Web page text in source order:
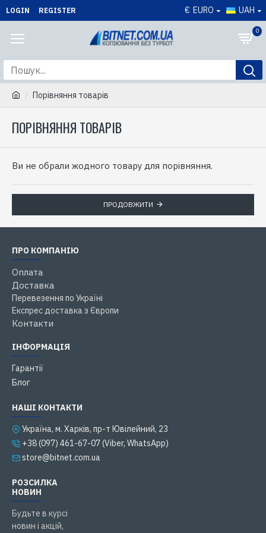
LOGIN REGISTER € EURO UAH
0
Порівняння товарів
ПОРІВНЯННЯ ТОВАРІВ
Ви не обрали жодного товару для порівняння.
ПРОДОВЖИТИ
ПРО КОМПАНІЮ
Оплата
Доставка
Перевезення по Україні
Експрес доставка з Європи
Контакти
ІНФОРМАЦІЯ
Гарантії
Блог
НАШІ КОНТАКТИ
Українa, м. Харків, пр-т Ювілейний, 23
+38 (097) 461-67-07 (Viber, WhatsApp)
store@bitnet.com.ua
РОЗСИЛКА
НОВИН
Будьте в курсі
новин і акцій,